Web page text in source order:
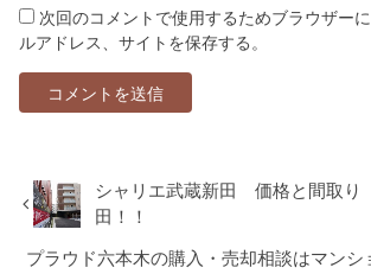
次回のコメントで使用するためブラウザー
ルアドレス、サイトを保存する。
シャリエ武蔵新田 価格と間取
田！！
プラウド六本木の購入・売却相談はマンシ